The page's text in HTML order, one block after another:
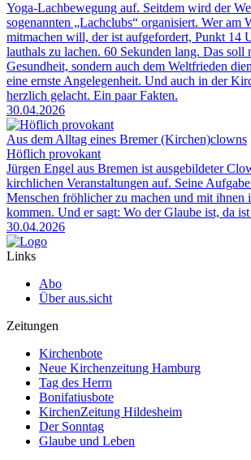
Yoga-Lachbewegung auf. Seitdem wird der
sogenannten „Lachclubs“ organisiert. Wer am
mitmachen will, der ist aufgefordert, Punkt 14
lauthals zu lachen. 60 Sekunden lang. Das soll
Gesundheit, sondern auch dem Weltfrieden
eine ernste Angelegenheit. Und auch in der
herzlich gelacht. Ein paar Fakten.
30.04.2026
Aus dem Alltag eines Bremer (Kirchen)clowns
Höflich provokant
Jürgen Engel aus Bremen ist ausgebildeter
kirchlichen Veranstaltungen auf. Seine
Menschen fröhlicher zu machen und mit ihnen
kommen. Und er sagt: Wo der Glaube ist, da
30.04.2026
Links
Abo
Über aus.sicht
Zeitungen
Kirchenbote
Neue Kirchenzeitung Hamburg
Tag des Herrn
Bonifatiusbote
KirchenZeitung Hildesheim
Der Sonntag
Glaube und Leben